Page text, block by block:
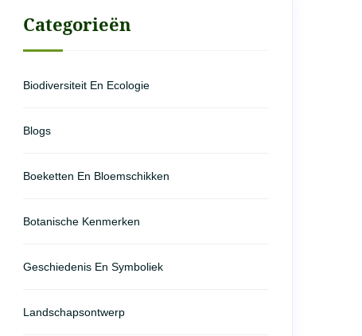
Categorieën
Biodiversiteit En Ecologie
Blogs
Boeketten En Bloemschikken
Botanische Kenmerken
Geschiedenis En Symboliek
Landschapsontwerp